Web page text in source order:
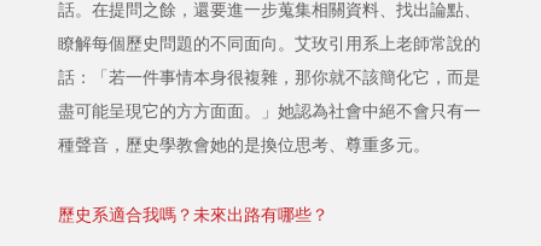
話。在提問之餘，還要進一步蒐集相關資料、找出論點、
瞭解每個歷史問題的不同面向。艾玫引用系上老師常說的
話：「若一件事情本身很複雜，那你就不該簡化它，而是
盡可能呈現它的方方面面。」她認為社會中絕不會只有一
種聲音，歷史學教會她的是換位思考、尊重多元。
歷史系適合我嗎？未來出路有哪些？